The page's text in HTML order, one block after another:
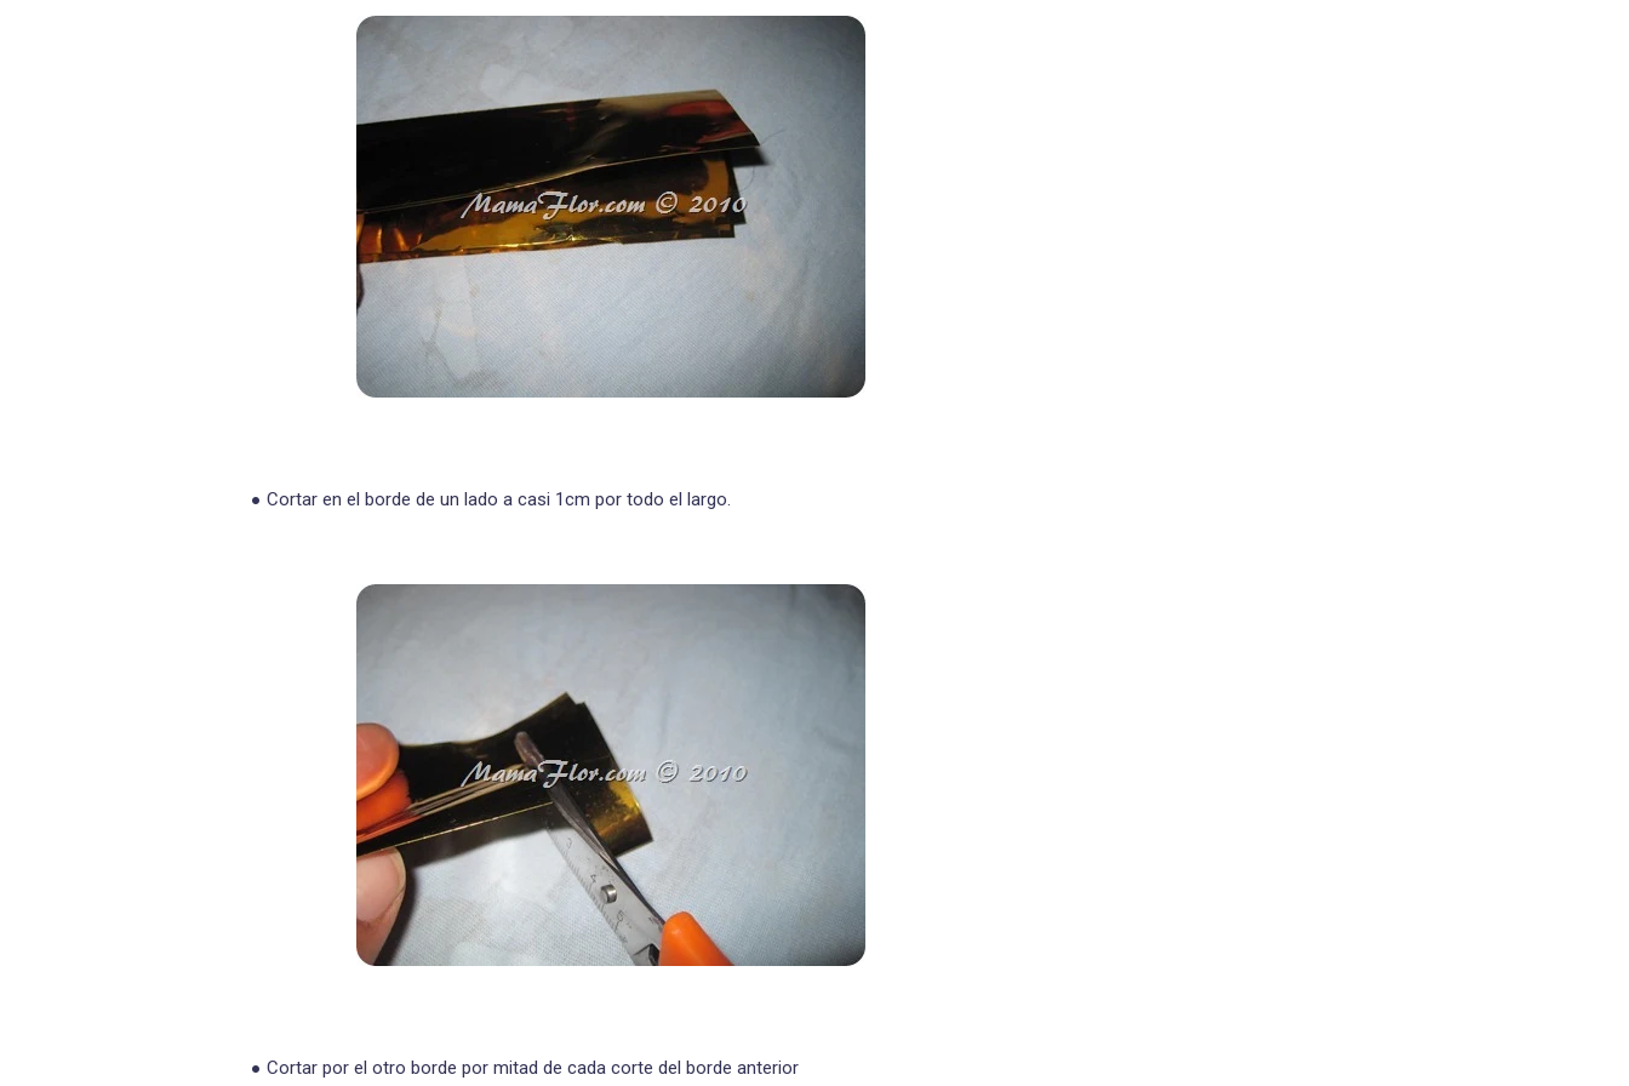
Cortar en el borde de un lado a casi 1cm por todo el largo.
Cortar por el otro borde por mitad de cada corte del borde anterior